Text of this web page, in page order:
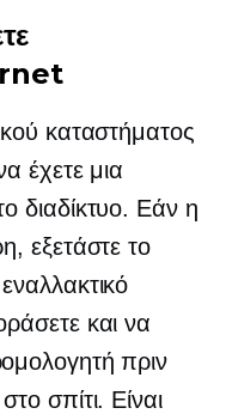
καταστήματος
έχετε μια
διαδίκτυο. Εάν η
εξετάστε το
και να
πριν
σπίτι. Είναι